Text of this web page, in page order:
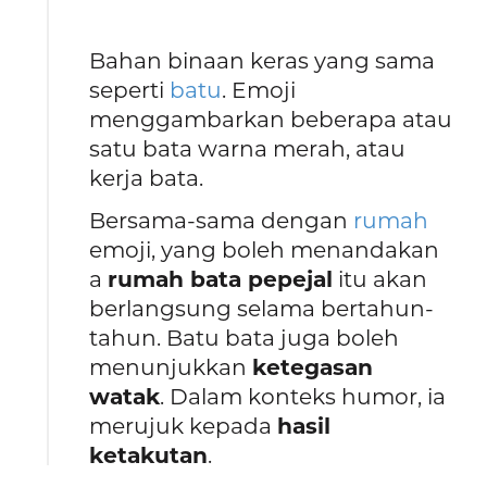
Bahan binaan keras yang sama
seperti batu. Emoji
menggambarkan beberapa atau
satu bata warna merah, atau
kerja bata.
Bersama-sama dengan rumah
emoji, yang boleh menandakan
a rumah bata pepejal itu akan
berlangsung selama bertahun-
tahun. Batu bata juga boleh
menunjukkan ketegasan
watak. Dalam konteks humor, ia
merujuk kepada hasil
ketakutan.